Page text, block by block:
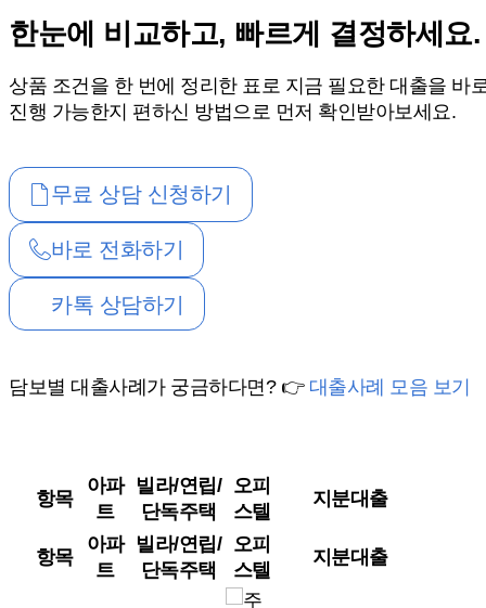
한눈에 비교하고, 빠르게 결정하세요.
상품 조건을 한 번에 정리한 표로 지금 필요한 대출을 바
진행 가능한지 편하신 방법으로 먼저 확인받아보세요.
무료 상담 신청하기
바로 전화하기
카톡 상담하기
담보별 대출사례가 궁금하다면? 👉 대출사례 모음 보기
항목
아파
트
빌라/연립/
단독주택
오피
스텔
지분대출
항목
아파
트
빌라/연립/
단독주택
오피
스텔
지분대출